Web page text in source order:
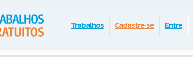
Trabalhos Cadastre-se Entre